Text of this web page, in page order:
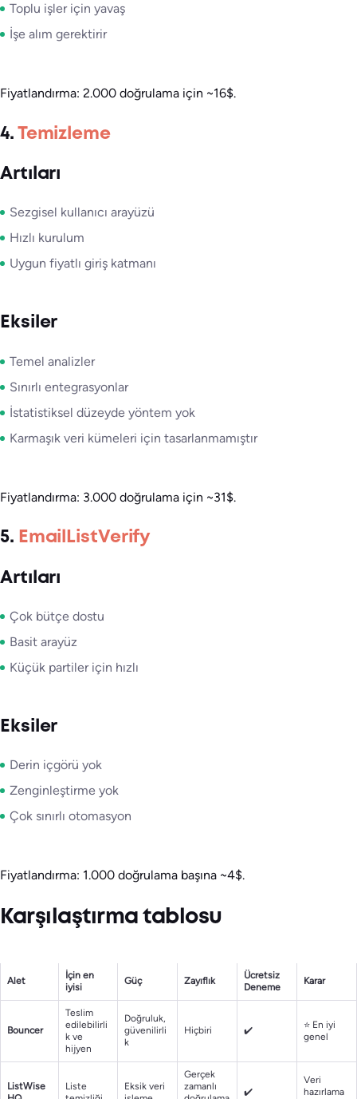
Toplu işler için yavaş
İşe alım gerektirir
Fiyatlandırma: 2.000 doğrulama için ~16$.
4. Temizleme
Artıları
Sezgisel kullanıcı arayüzü
Hızlı kurulum
Uygun fiyatlı giriş katmanı
Eksiler
Temel analizler
Sınırlı entegrasyonlar
İstatistiksel düzeyde yöntem yok
Karmaşık veri kümeleri için tasarlanmamıştır
Fiyatlandırma: 3.000 doğrulama için ~31$.
5. EmailListVerify
Artıları
Çok bütçe dostu
Basit arayüz
Küçük partiler için hızlı
Eksiler
Derin içgörü yok
Zenginleştirme yok
Çok sınırlı otomasyon
Fiyatlandırma: 1.000 doğrulama başına ~4$.
Karşılaştırma tablosu
Alet
İçin en
iyisi
Güç Zayıflık
Ücretsiz
Deneme
Karar
Bouncer
Teslim
edilebilirli
k ve
hijyen
Doğruluk,
güvenilirli
k
Hiçbiri ✔️
⭐ En iyi
genel
ListWise
Liste
Eksik veri
Gerçek
zamanlı
✔️
Veri
hazırlama